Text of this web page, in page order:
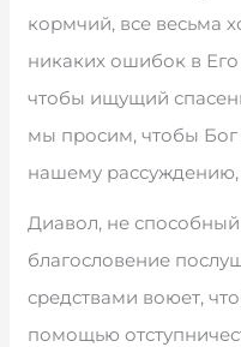
кормчий, все весьма
никаких ошибок в
чтобы ищущий
мы просим, чтобы Бог
нашему
Диавол, не способный
благословение
средствами воюет,
помощью